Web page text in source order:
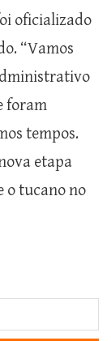
oficializado
“Vamos
foram
tempos.
etapa
o tucano no